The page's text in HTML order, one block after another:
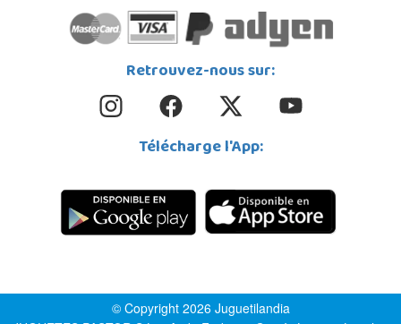
Retrouvez-nous sur:
Télécharge l'App:
© Copyright 2026 Juguetilandia